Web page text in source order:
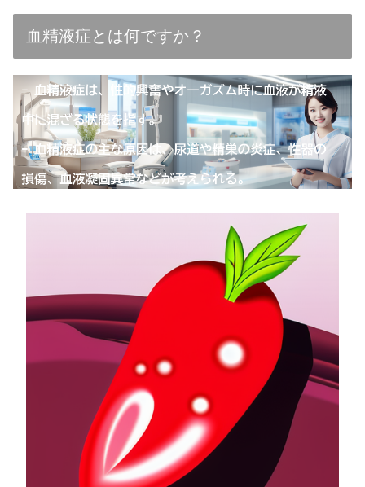
血精液症とは何ですか？